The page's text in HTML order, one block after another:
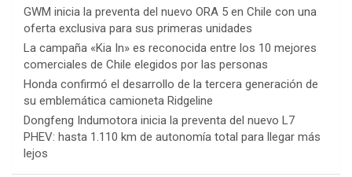
GWM inicia la preventa del nuevo ORA 5 en Chile con una
oferta exclusiva para sus primeras unidades
La campaña «Kia In» es reconocida entre los 10 mejores
comerciales de Chile elegidos por las personas
Honda confirmó el desarrollo de la tercera generación de
su emblemática camioneta Ridgeline
Dongfeng Indumotora inicia la preventa del nuevo L7
PHEV: hasta 1.110 km de autonomía total para llegar más
lejos